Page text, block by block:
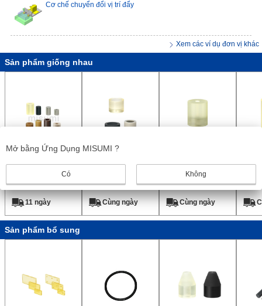
Cơ chế chuyển đổi vị trí đẩy
Xem các ví dụ đơn vị khác
Sản phẩm giống nhau
Can Urethane, Loại
có thể tùy chỉnh
11 ngày
Urethane / Cao su -
Loại Nắp/Chóp
Cùng ngày
Nướng Ốp Lưng -
Loại Ren
MISUMI
Cùng ngày
L Có
Hình
Sản phẩm bổ sung
Mở bằng Ứng Dụng MISUMI ?
Có Không